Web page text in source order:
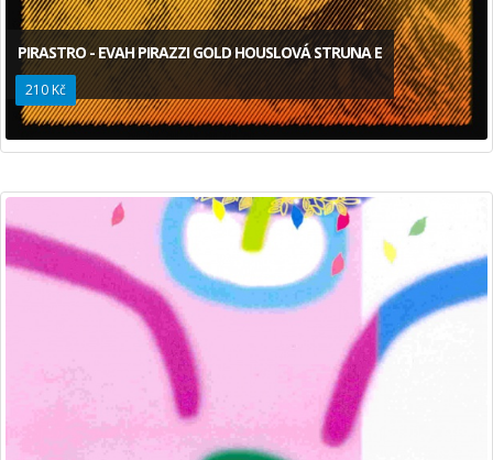
PIRASTRO - EVAH PIRAZZI GOLD HOUSLOVÁ STRUNA E
210 Kč